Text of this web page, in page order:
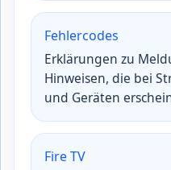
Fehlercodes
Erklärungen zu
Hinweisen, die bei
und Geräten
Fire TV